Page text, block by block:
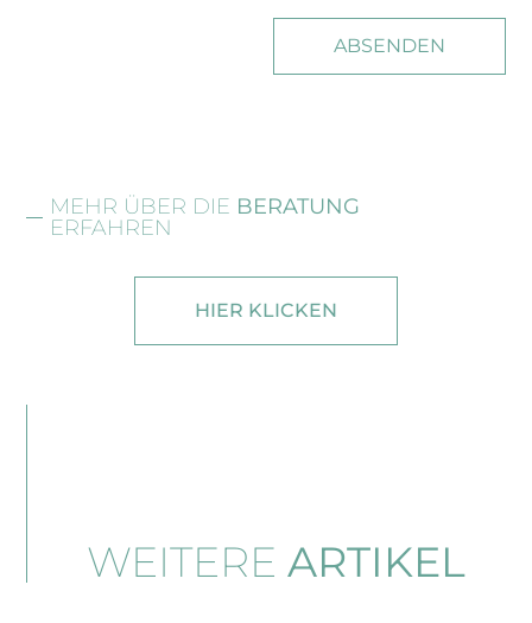
ABSENDEN
MEHR ÜBER DIE BERATUNG
ERFAHREN
HIER KLICKEN
WEITEREARTIKEL